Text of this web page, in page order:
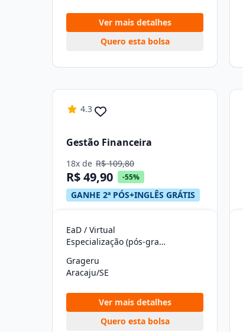
Ver mais detalhes
Quero esta bolsa
4.3
Gestão Financeira
18x de R$ 109,80
R$ 49,90 -55%
GANHE 2ª PÓS+INGLÊS GRÁTIS
EaD / Virtual
Especialização (pós-graduação)
Grageru
Aracaju/SE
Ver mais detalhes
Quero esta bolsa